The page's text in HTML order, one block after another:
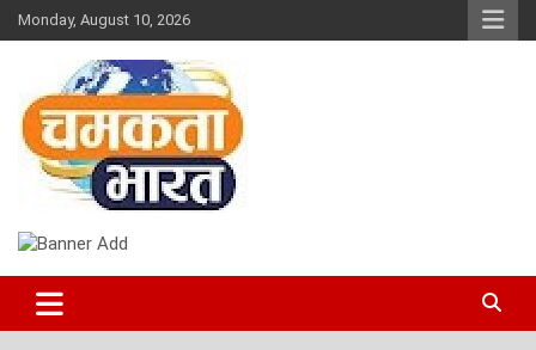
Skip
to
Monday, August 10, 2026
CHAMAKTA BHARAT